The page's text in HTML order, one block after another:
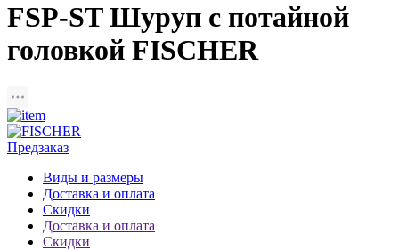
FSP-ST Шуруп с потайной
головкой FISCHER
Предзаказ
Виды и размеры
Доставка и оплата
Скидки
Доставка и оплата
Скидки